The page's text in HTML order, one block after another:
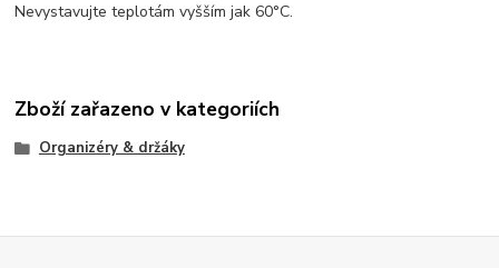
Nevystavujte teplotám vyšším jak 60°C.
Zboží zařazeno v kategoriích
Organizéry & držáky